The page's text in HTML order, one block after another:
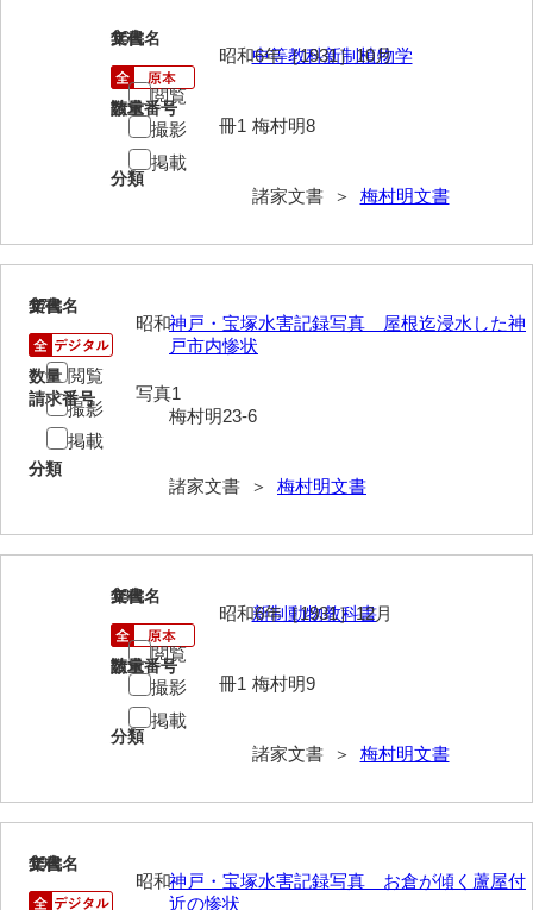
木津屋家文書
木梨家文書
木原家文書
木部家文書
木村家文書（山口市）
清川家文書
清末毛利家文書
国司家文書
国光家文書
国行家文書
熊谷家文書
熊谷家文書（山口市）
熊野家文書（防府市）
蔵田家文書
栗林家文書
16
文書名
中等教科新制植物学
請求番号
梅村明8
分類
諸家文書 ＞ 梅村明文書
年代
昭和6年［1931］10月
数量
冊1
閲覧
撮影
掲載
17
文書名
神戸・宝塚水害記録写真 屋根迄浸水した神
戸市内惨状
請求番号
梅村明23-6
分類
諸家文書 ＞ 梅村明文書
年代
昭和
数量
写真1
閲覧
撮影
掲載
18
文書名
新制動物教科書
請求番号
梅村明9
分類
諸家文書 ＞ 梅村明文書
年代
昭和6年［1931］12月
数量
冊1
閲覧
撮影
掲載
19
文書名
神戸・宝塚水害記録写真 お倉が傾く蘆屋付
近の惨状
年代
昭和